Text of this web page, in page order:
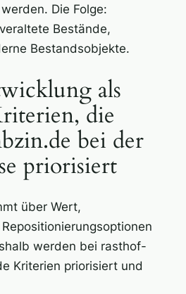
Die Folge:
Bestände,
Bestandsobjekte.
als
die
bei der
priorisiert
über Wert,
werden bei rasthof-
Kriterien priorisiert und